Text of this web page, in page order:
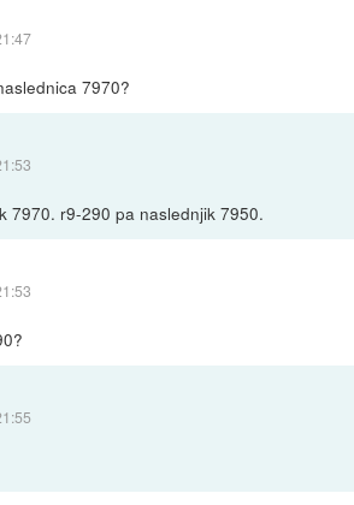
7970?
7970. r9-290 pa naslednjik 7950.